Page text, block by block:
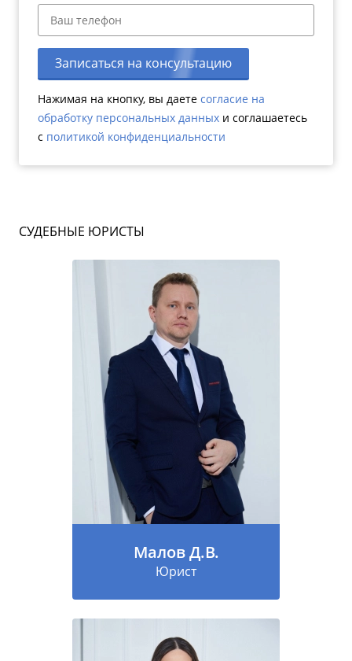
Записаться на консультацию
Нажимая на кнопку, вы даете согласие на
обработку персональных данных и соглашаетесь
c политикой конфиденциальности
СУДЕБНЫЕ ЮРИСТЫ
Малов Д.В.
Юрист